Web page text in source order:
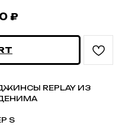
₽
REPLAY ИЗ
S